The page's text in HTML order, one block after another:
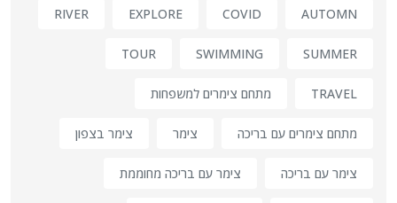
AUTOMN
COVID
EXPLORE
RIVER
SUMMER
SWIMMING
TOUR
TRAVEL מתחם צימרים למשפחות
מתחם צימרים עם בריכה צימר צימר בצפון
צימר עם בריכה צימר עם בריכה מחוממת